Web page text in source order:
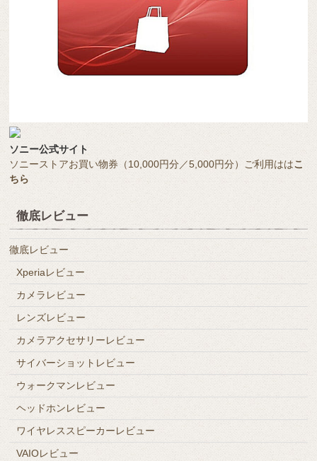
ソニー公式サイト
ソニーストアお買い物券（10,000円分／5,000円分）ご利用ははこ
ちら
徹底レビュー
徹底レビュー
Xperiaレビュー
カメラレビュー
レンズレビュー
カメラアクセサリーレビュー
サイバーショットレビュー
ウォークマンレビュー
ヘッドホンレビュー
ワイヤレススピーカーレビュー
VAIOレビュー